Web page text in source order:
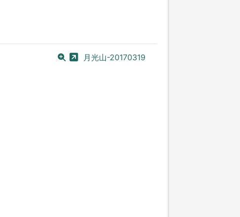
月光山-20170319